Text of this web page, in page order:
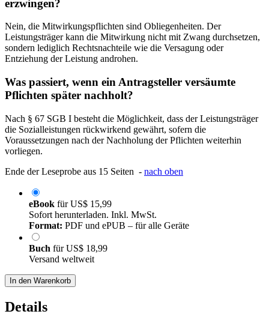
erzwingen?
Nein, die Mitwirkungspflichten sind Obliegenheiten. Der
Leistungsträger kann die Mitwirkung nicht mit Zwang durchsetzen,
sondern lediglich Rechtsnachteile wie die Versagung oder
Entziehung der Leistung androhen.
Was passiert, wenn ein Antragsteller versäumte
Pflichten später nachholt?
Nach § 67 SGB I besteht die Möglichkeit, dass der Leistungsträger
die Sozialleistungen rückwirkend gewährt, sofern die
Voraussetzungen nach der Nachholung der Pflichten weiterhin
vorliegen.
Ende der Leseprobe aus 15 Seiten - nach oben
eBook fürUS$ 15,99
Sofort herunterladen. Inkl. MwSt.
Format: PDF und ePUB – für alle Geräte
Buch fürUS$ 18,99
Versand weltweit
In den Warenkorb
Details